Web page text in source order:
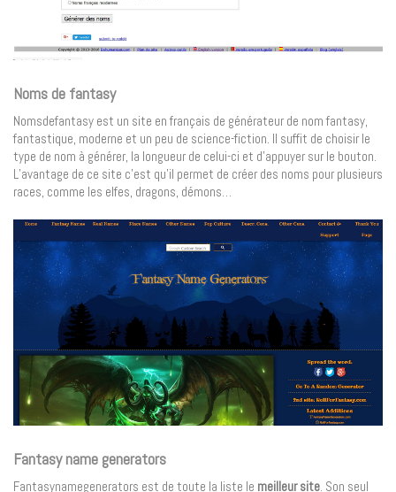
Noms de fantasy
Nomsdefantasy est un site en français de générateur de nom fantasy,
fantastique, moderne et un peu de science-fiction. Il suffit de choisir le
type de nom à générer, la longueur de celui-ci et d’appuyer sur le bouton.
L’avantage de ce site c’est qu’il permet de créer des noms pour plusieurs
races, comme les elfes, dragons, démons…
Fantasy name generators
Fantasynamegenerators est de toute la liste le meilleur site . Son seul